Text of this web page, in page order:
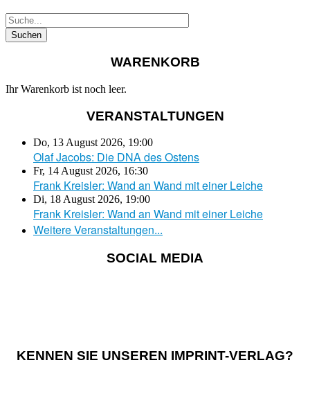
WARENKORB
Ihr Warenkorb ist noch leer.
VERANSTALTUNGEN
Do, 13 August 2026, 19:00
Olaf Jacobs: Die DNA des Ostens
Fr, 14 August 2026, 16:30
Frank Kreisler: Wand an Wand mit einer Leiche
Di, 18 August 2026, 19:00
Frank Kreisler: Wand an Wand mit einer Leiche
Weitere Veranstaltungen...
SOCIAL MEDIA
KENNEN SIE UNSEREN IMPRINT-VERLAG?